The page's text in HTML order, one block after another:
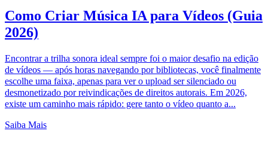
Como Criar Música IA para Vídeos (Guia
2026)
Encontrar a trilha sonora ideal sempre foi o maior desafio na edição
de vídeos — após horas navegando por bibliotecas, você finalmente
escolhe uma faixa, apenas para ver o upload ser silenciado ou
desmonetizado por reivindicações de direitos autorais. Em 2026,
existe um caminho mais rápido: gere tanto o vídeo quanto a...
Saiba Mais